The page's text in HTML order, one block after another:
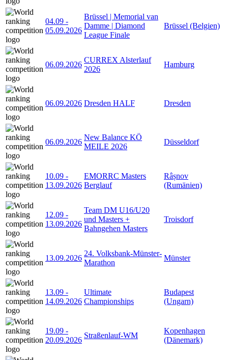
04.09 -
05.09.2026
Brüssel | Memorial van
Damme | Diamond
League Finale
Brüssel (Belgien)
06.09.2026
CURREX Alsterlauf
2026
Hamburg
06.09.2026 Dresden HALF Dresden
06.09.2026
New Balance KÖ
MEILE 2026
Düsseldorf
10.09 -
13.09.2026
EMORRC Masters
Berglauf
Râșnov
(Rumänien)
12.09 -
13.09.2026
Team DM U16/U20
und Masters +
Bahngehen Masters
Troisdorf
13.09.2026
24. Volksbank-Münster-
Marathon
Münster
13.09 -
14.09.2026
Ultimate
Championships
Budapest
(Ungarn)
19.09 -
20.09.2026
Straßenlauf-WM
Kopenhagen
(Dänemark)